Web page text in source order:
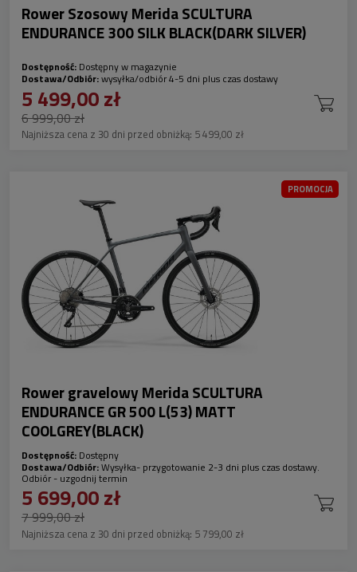
Rower Szosowy Merida SCULTURA
ENDURANCE 300 SILK BLACK(DARK SILVER)
Dostępność: Dostępny w magazynie
Dostawa/Odbiór:wysyłka/odbiór 4-5 dni plus czas dostawy
5 499,00 zł
6 999,00 zł
Najniższa cena z 30 dni przed obniżką: 5 499,00 zł
Rower gravelowy Merida SCULTURA
ENDURANCE GR 500 L(53) MATT
COOLGREY(BLACK)
Dostępność: Dostępny
Dostawa/Odbiór:Wysyłka- przygotowanie 2-3 dni plus czas dostawy.
Odbiór - uzgodnij termin
5 699,00 zł
7 999,00 zł
Najniższa cena z 30 dni przed obniżką: 5 799,00 zł
PROMOCJA